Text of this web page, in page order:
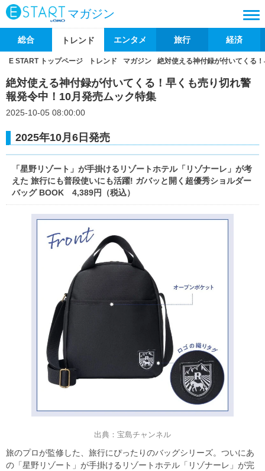
マガジン
総合 トレンド エンタメ 旅行 経済
E START トップページ トレンド マガジン 絶対使える神付録が付いてくる
絶対使える神付録が付いてくる！早くも売り切れ警
報発令中！10月発売ムック特集
2025-10-05 08:00:00
2025年10月6日発売
「星野リゾート」が手掛けるリゾートホテル「リゾナーレ」が考
えた 旅行にも普段使いにも活躍! ガバッと開く超優秀ショルダー
バッグ BOOK 4,389円（税込）
出典：宝島チャンネル
旅のプロが監修した、旅行にぴったりのバッグシリーズ。ついにあ
の「星野リゾート」が手掛けるリゾートホテル「リゾナーレ」が完